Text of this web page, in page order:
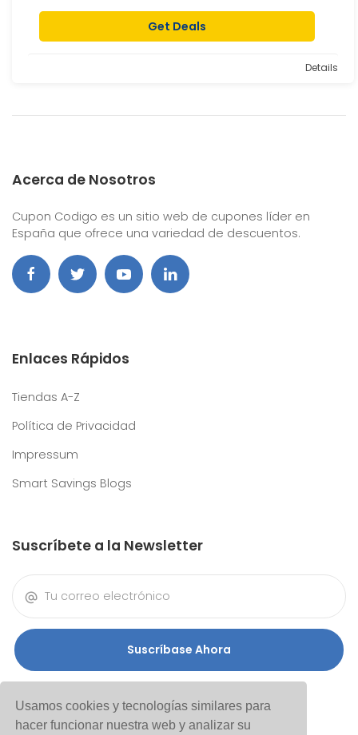
Usamos cookies y tecnologías similares para
hacer funcionar nuestra web y analizar su
Get Deals
Details
Acerca de Nosotros
Cupon Codigo es un sitio web de cupones líder en
España que ofrece una variedad de descuentos.
Enlaces Rápidos
Tiendas A-Z
Política de Privacidad
Impressum
Smart Savings Blogs
Suscríbete a la Newsletter
Suscríbase Ahora